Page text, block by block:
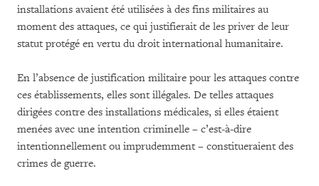
installations avaient été utilisées à des fins militaires au
moment des attaques, ce qui justifierait de les priver de leur
statut protégé en vertu du droit international humanitaire.
En l’absence de justification militaire pour les attaques contre
ces établissements, elles sont illégales. De telles attaques
dirigées contre des installations médicales, si elles étaient
menées avec une intention criminelle – c’est-à-dire
intentionnellement ou imprudemment – ​​constitueraient des
crimes de guerre.